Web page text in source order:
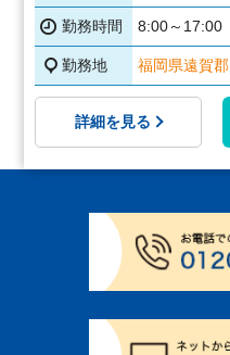
勤務時間 8:00～17:00
勤務地 福岡県遠賀郡
詳細を見る